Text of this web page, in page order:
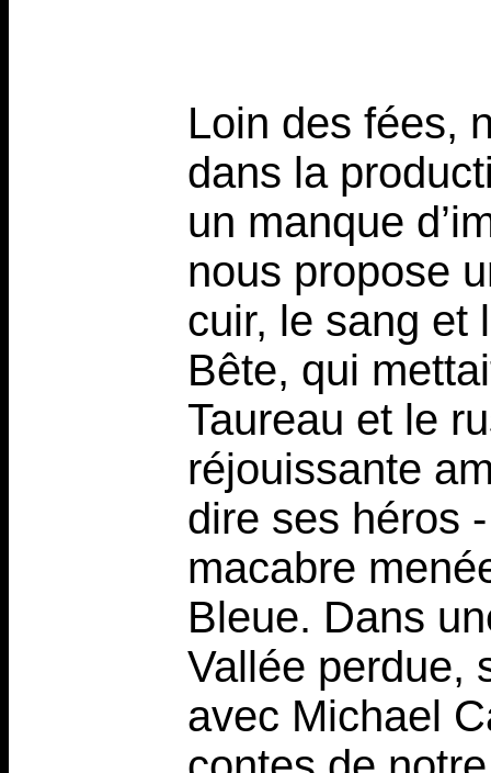
Loin des fées,
dans la
un manque
nous propose
cuir, le sang et
Bête, qui
Taureau et le
réjouissante
dire ses héros
macabre
Bleue. Dans
Vallée perdue,
avec Michael